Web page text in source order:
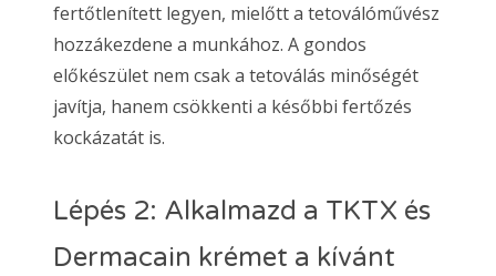
fertőtlenített legyen, mielőtt a tetoválóművész
hozzákezdene a munkához. A gondos
előkészület nem csak a tetoválás minőségét
javítja, hanem csökkenti a későbbi fertőzés
kockázatát is.
Lépés 2: Alkalmazd a TKTX és
Dermacain krémet a kívánt